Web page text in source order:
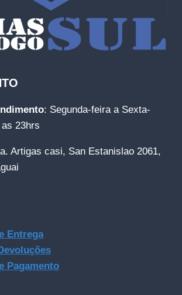
: Segunda-feira a Sexta-
23hrs
Artigas casi, San Estanislao 2061,
Entrega
Pagamento